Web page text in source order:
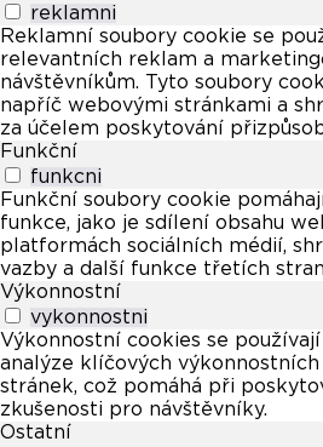
reklamni
Reklamní soubory cookie se
relevantních reklam a
návštěvníkům. Tyto soubory
napříč webovými stránkami a
za účelem poskytování
Funkční
funkcni
Funkční soubory cookie
funkce, jako je sdílení obsahu
platformách sociálních médií,
vazby a další funkce třetích
Výkonnostní
vykonnostni
Výkonnostní cookies se
analýze klíčových
stránek, což pomáhá při
zkušenosti pro návštěvníky.
Ostatní